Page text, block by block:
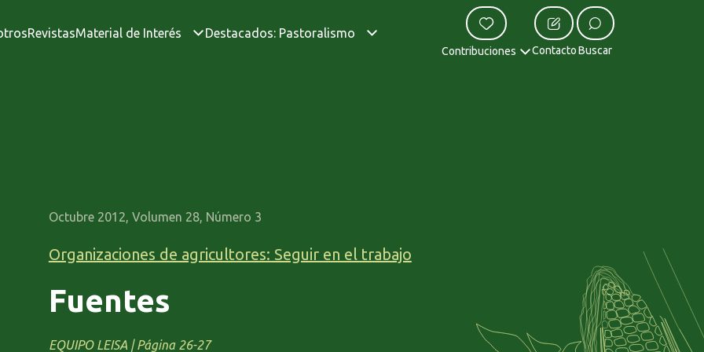
RevistasMaterial de Interés Destacados: Pastoralismo
Contribuciones Contacto Buscar
Octubre 2012, Volumen 28, Número 3
Organizaciones de agricultores: Seguir en el trabajo
Fuentes
EQUIPO LEISA | Página 26-27